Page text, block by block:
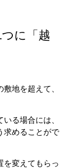
に「越
地を超えて、
る場合には、
求めることがで
を変えてもらっ